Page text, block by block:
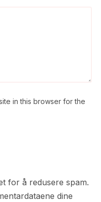
in this browser for the
for å redusere spam.
dine